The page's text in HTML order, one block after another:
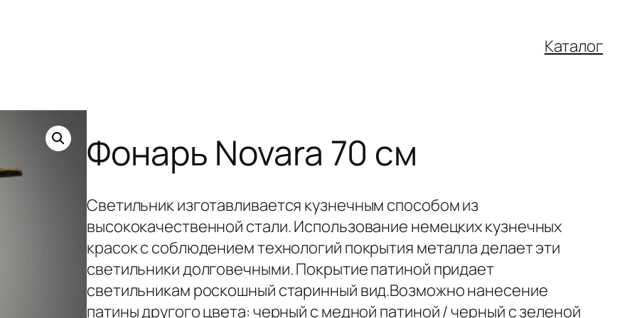
Каталог
Фонарь Novara 70 см
Светильник изготавливается кузнечным способом из
высококачественной стали. Использование немецких кузнечных
красок с соблюдением технологий покрытия металла делает эти
светильники долговечными. Покрытие патиной придает
светильникам роскошный старинный вид.Возможно нанесение
патины другого цвета: черный с медной патиной / черный с зеленой